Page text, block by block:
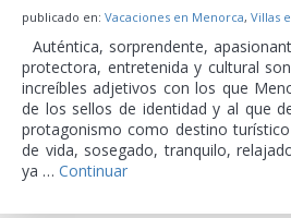
publicado en: Vacaciones en Menorca, Villas
Auténtica, sorprendente,
protectora, entretenida y cultural
increíbles adjetivos con los que
de los sellos de identidad y al que
protagonismo como destino
de vida, sosegado, tranquilo,
ya … Continuar